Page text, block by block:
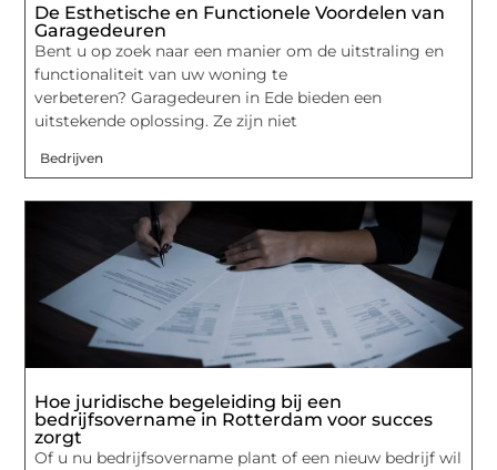
De Esthetische en Functionele Voordelen van
Garagedeuren
Bent u op zoek naar een manier om de uitstraling en
functionaliteit van uw woning te
verbeteren? Garagedeuren in Ede bieden een
uitstekende oplossing. Ze zijn niet
Bedrijven
Hoe juridische begeleiding bij een
bedrijfsovername in Rotterdam voor succes
zorgt
Of u nu bedrijfsovername plant of een nieuw bedrijf wil